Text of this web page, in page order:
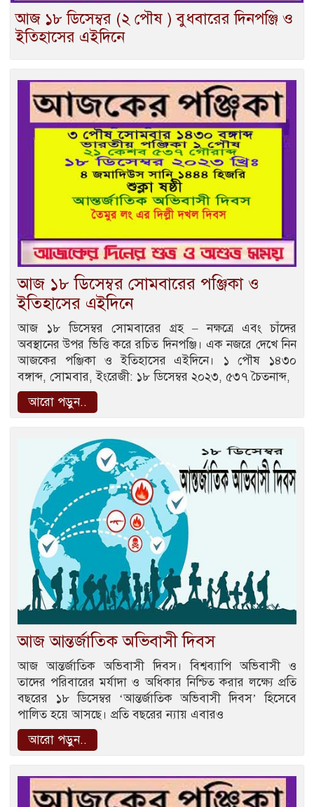
আজ ১৮ ডিসেম্বর (২ পৌষ ) বুধবারের দিনপঞ্জি ও
ইতিহাসের এইদিনে
আজ ১৮ ডিসেম্বর সোমবারের পঞ্জিকা ও
ইতিহাসের এইদিনে
আজ ১৮ ডিসেম্বর সোমবারের গ্রহ – নক্ষত্রে এবং চাঁদের
অবস্থানের উপর ভিত্তি করে রচিত দিনপঞ্জি। এক নজরে দেখে নিন
আজকের পঞ্জিকা ও ইতিহাসের এইদিনে। ১ পৌষ ১৪৩০
বঙ্গাব্দ, সোমবার, ইংরেজী: ১৮ ডিসেম্বর ২০২৩, ৫৩৭ চৈতনাব্দ,
আরো পড়ুন..
আজ আন্তর্জাতিক অভিবাসী দিবস
আজ আন্তর্জাতিক অভিবাসী দিবস। বিশ্বব্যাপি অভিবাসী ও
তাদের পরিবারের মর্যাদা ও অধিকার নিশ্চিত করার লক্ষ্যে প্রতি
বছরের ১৮ ডিসেম্বর ‘আন্তর্জাতিক অভিবাসী দিবস’ হিসেবে
পালিত হয়ে আসছে। প্রতি বছরের ন্যায় এবারও
আরো পড়ুন..